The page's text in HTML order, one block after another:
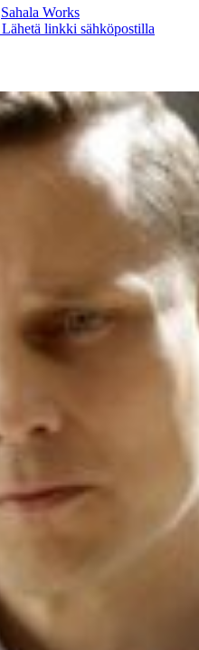
Sahala Works
Lähetä linkki sähköpostilla